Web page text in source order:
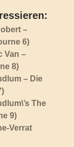
–
6)
Van –
8)
– Die
The
9)
Verrat